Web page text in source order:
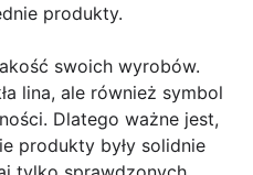
produkty.
swoich wyrobów.
lina, ale również symbol
Dlatego ważne jest,
produkty były solidnie